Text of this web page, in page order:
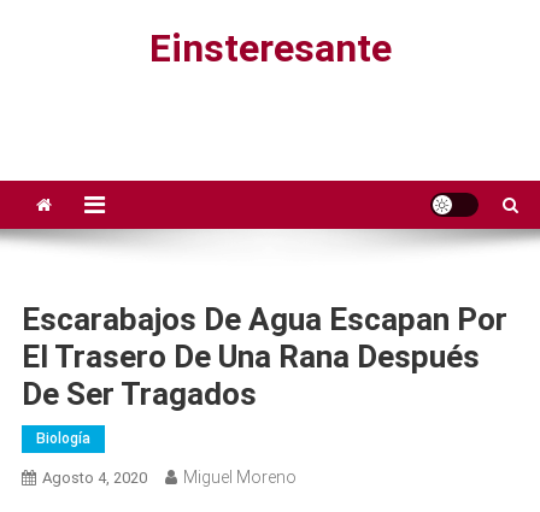
Einsteresante
Escarabajos De Agua Escapan Por
El Trasero De Una Rana Después
De Ser Tragados
Biología
Agosto 4, 2020 Miguel Moreno